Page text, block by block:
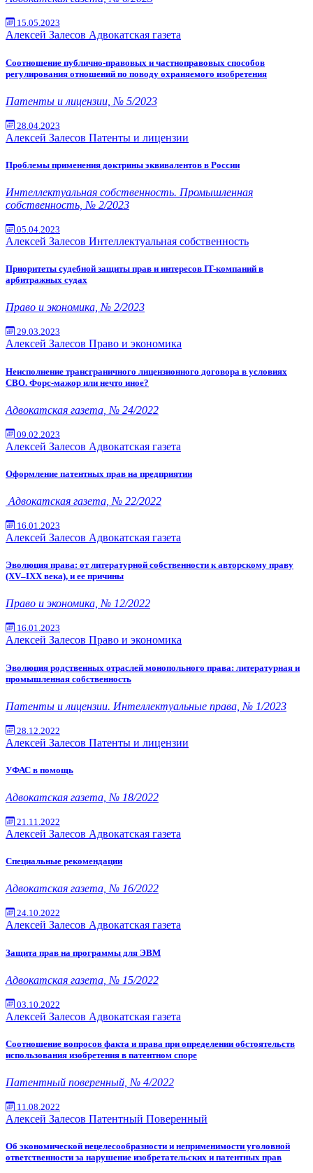
15.05.2023
Алексей Залесов Адвокатская газета
Соотношение публично-правовых и частноправовых способов
регулирования отношений по поводу охраняемого изобретения
Патенты и лицензии, № 5/2023
28.04.2023
Алексей Залесов Патенты и лицензии
Проблемы применения доктрины эквивалентов в России
Интеллектуальная собственность. Промышленная
собственность, № 2/2023
05.04.2023
Алексей Залесов Интеллектуальная собственность
Приоритеты судебной защиты прав и интересов IT-компаний в
арбитражных судах
Право и экономика, № 2/2023
29.03.2023
Алексей Залесов Право и экономика
Неисполнение трансграничного лицензионного договора в условиях
СВО. Форс-мажор или нечто иное?
Адвокатская газета, № 24/2022
09.02.2023
Алексей Залесов Адвокатская газета
Оформление патентных прав на предприятии
Адвокатская газета, № 22/2022
16.01.2023
Алексей Залесов Адвокатская газета
Эволюция права: от литературной собственности к авторскому праву
(XV–IХХ века), и ее причины
Право и экономика, № 12/2022
16.01.2023
Алексей Залесов Право и экономика
Эволюция родственных отраслей монопольного права: литературная и
промышленная собственность
Патенты и лицензии. Интеллектуальные права, № 1/2023
28.12.2022
Алексей Залесов Патенты и лицензии
УФАС в помощь
Адвокатская газета, № 18/2022
21.11.2022
Алексей Залесов Адвокатская газета
Специальные рекомендации
Адвокатская газета, № 16/2022
24.10.2022
Алексей Залесов Адвокатская газета
Защита прав на программы для ЭВМ
Адвокатская газета, № 15/2022
03.10.2022
Алексей Залесов Адвокатская газета
Соотношение вопросов факта и права при определении обстоятельств
использования изобретения в патентном споре
Патентный поверенный, № 4/2022
11.08.2022
Алексей Залесов Патентный Поверенный
Об экономической нецелесообразности и неприменимости уголовной
ответственности за нарушение изобретательских и патентных прав